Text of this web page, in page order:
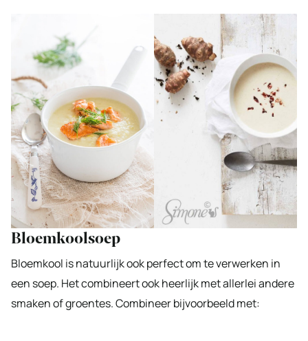
Bloemkoolsoep
Bloemkool is natuurlijk ook perfect om te verwerken in
een soep. Het combineert ook heerlijk met allerlei andere
smaken of groentes. Combineer bijvoorbeeld met: